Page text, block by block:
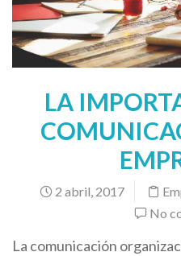
LA
2 abril, 2017
No
La comunicación